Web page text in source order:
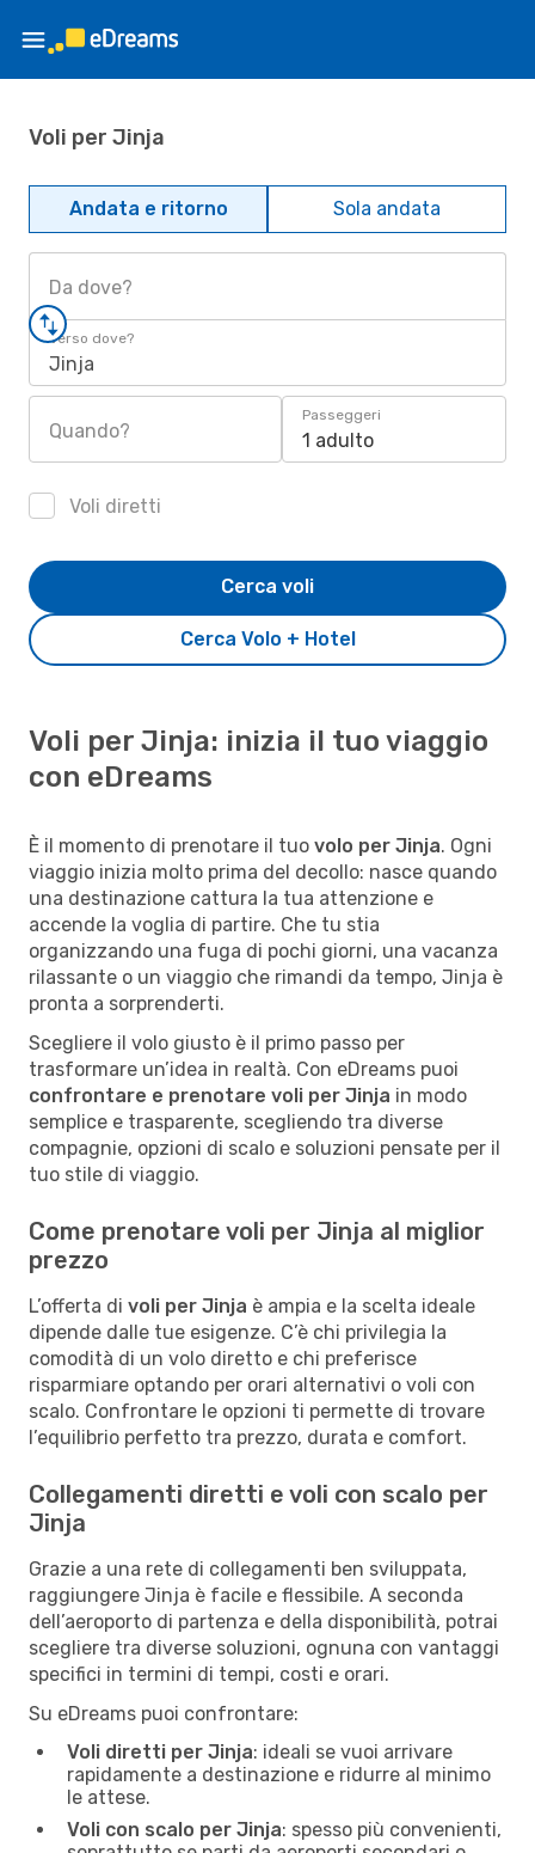
Voli per Jinja
Andata e ritorno Sola andata
Da dove?
Verso dove?
Jinja
Quando?
Passeggeri
1 adulto
Voli diretti
Cerca Volo + Hotel
Cerca voli
Voli per Jinja: inizia il tuo viaggio
con eDreams
È il momento di prenotare il tuo volo per Jinja. Ogni
viaggio inizia molto prima del decollo: nasce quando
una destinazione cattura la tua attenzione e
accende la voglia di partire. Che tu stia
organizzando una fuga di pochi giorni, una vacanza
rilassante o un viaggio che rimandi da tempo, Jinja è
pronta a sorprenderti.
Scegliere il volo giusto è il primo passo per
trasformare un’idea in realtà. Con eDreams puoi
confrontare e prenotare voli per Jinja in modo
semplice e trasparente, scegliendo tra diverse
compagnie, opzioni di scalo e soluzioni pensate per il
tuo stile di viaggio.
Come prenotare voli per Jinja al miglior
prezzo
L’offerta di voli per Jinja è ampia e la scelta ideale
dipende dalle tue esigenze. C’è chi privilegia la
comodità di un volo diretto e chi preferisce
risparmiare optando per orari alternativi o voli con
scalo. Confrontare le opzioni ti permette di trovare
l’equilibrio perfetto tra prezzo, durata e comfort.
Collegamenti diretti e voli con scalo per
Jinja
Grazie a una rete di collegamenti ben sviluppata,
raggiungere Jinja è facile e flessibile. A seconda
dell’aeroporto di partenza e della disponibilità, potrai
scegliere tra diverse soluzioni, ognuna con vantaggi
specifici in termini di tempi, costi e orari.
Su eDreams puoi confrontare:
Voli diretti per Jinja: ideali se vuoi arrivare
rapidamente a destinazione e ridurre al minimo
le attese.
Voli con scalo per Jinja: spesso più convenienti,